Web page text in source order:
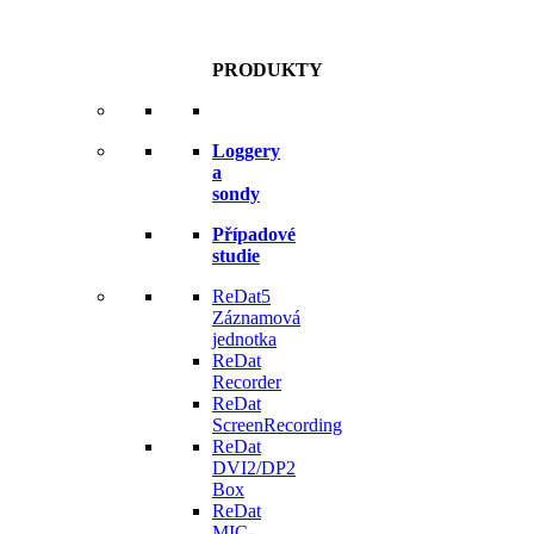
PRODUKTY
Loggery
a
sondy
Případové
studie
ReDat5
Záznamová
jednotka
ReDat
Recorder
ReDat
ScreenRecording
ReDat
DVI2/DP2
Box
ReDat